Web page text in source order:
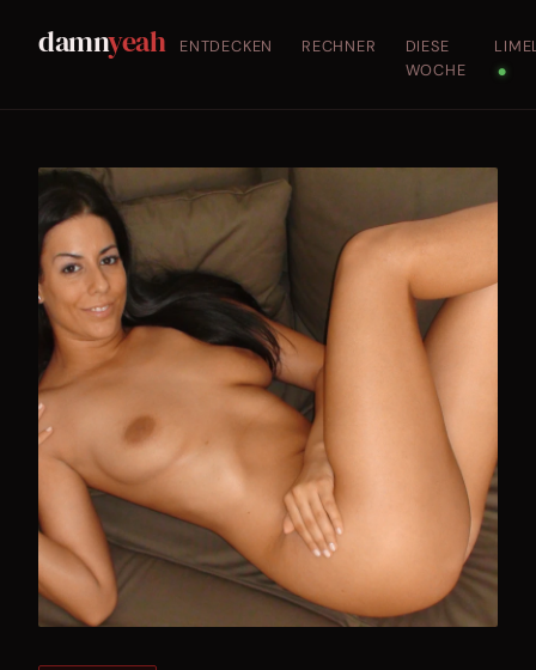
damnyeah ENTDECKEN RECHNER
DIESE
WOCHE
●